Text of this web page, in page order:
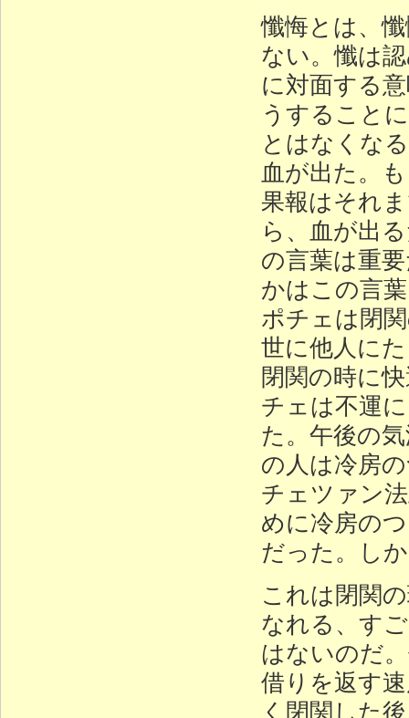
懺悔とは、
ない。懺は
に対面する
うすること
とはなくな
血が出た。
果報はそれ
ら、血が出
の言葉は重
かはこの言
ポチェは閉
世に他人に
閉関の時に
チェは不運
た。午後の
の人は冷房
チェツァン
めに冷房の
だった。し
これは閉関
なれる、す
はないのだ
借りを返す
く閉関した